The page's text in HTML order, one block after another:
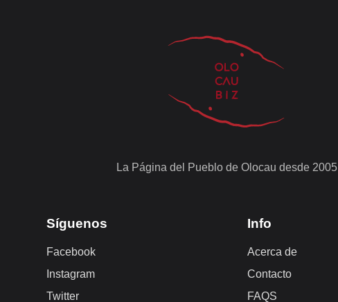
La Página del Pueblo de Olocau desde 2005
Síguenos
Facebook
Instagram
Twitter
Info
Acerca de
Contacto
FAQS